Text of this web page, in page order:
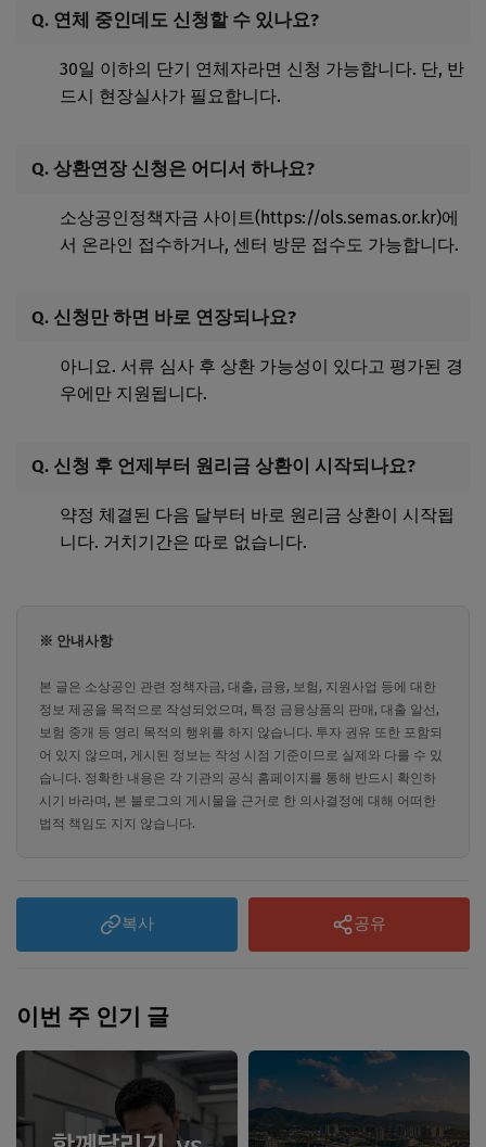
Q. 연체 중인데도 신청할 수 있나요?
30일 이하의 단기 연체자라면 신청 가능합니다. 단, 반
드시 현장실사가 필요합니다.
Q. 상환연장 신청은 어디서 하나요?
소상공인정책자금 사이트(https://ols.semas.or.kr)에
서 온라인 접수하거나, 센터 방문 접수도 가능합니다.
Q. 신청만 하면 바로 연장되나요?
아니요. 서류 심사 후 상환 가능성이 있다고 평가된 경
우에만 지원됩니다.
Q. 신청 후 언제부터 원리금 상환이 시작되나요?
약정 체결된 다음 달부터 바로 원리금 상환이 시작됩
니다. 거치기간은 따로 없습니다.
※ 안내사항
본 글은 소상공인 관련 정책자금, 대출, 금융, 보험, 지원사업 등에 대한
정보 제공을 목적으로 작성되었으며, 특정 금융상품의 판매, 대출 알선,
보험 중개 등 영리 목적의 행위를 하지 않습니다. 투자 권유 또한 포함되
어 있지 않으며, 게시된 정보는 작성 시점 기준이므로 실제와 다를 수 있
습니다. 정확한 내용은 각 기관의 공식 홈페이지를 통해 반드시 확인하
시기 바라며, 본 블로그의 게시물을 근거로 한 의사결정에 대해 어떠한
법적 책임도 지지 않습니다.
복사 공유
이번 주 인기 글